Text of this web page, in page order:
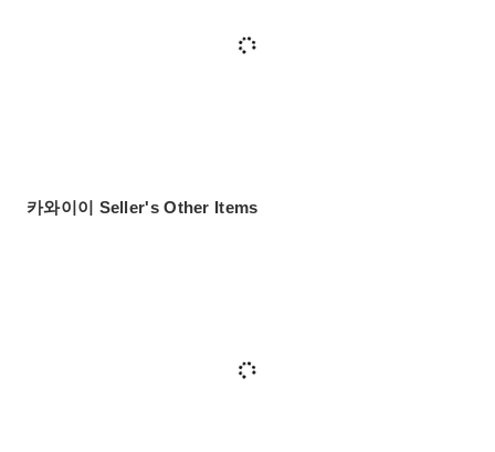
카와이이 Seller's Other Items